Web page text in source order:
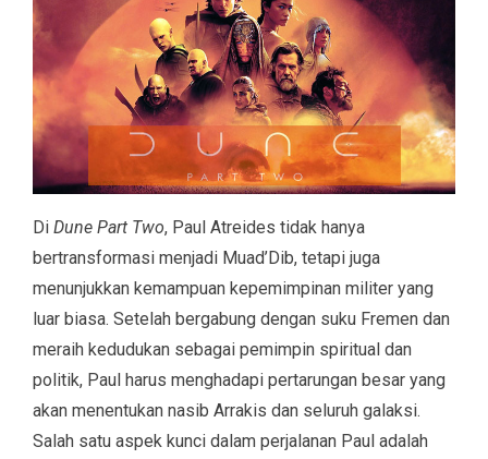
Di Dune Part Two, Paul Atreides tidak hanya
bertransformasi menjadi Muad’Dib, tetapi juga
menunjukkan kemampuan kepemimpinan militer yang
luar biasa. Setelah bergabung dengan suku Fremen dan
meraih kedudukan sebagai pemimpin spiritual dan
politik, Paul harus menghadapi pertarungan besar yang
akan menentukan nasib Arrakis dan seluruh galaksi.
Salah satu aspek kunci dalam perjalanan Paul adalah